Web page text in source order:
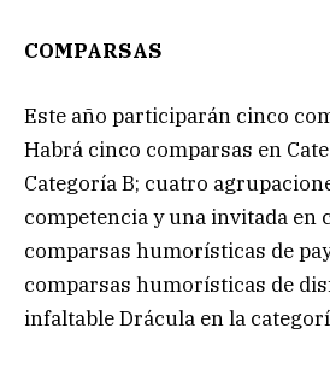
COMPARSAS
Este año participarán cinco
Habrá cinco comparsas en
Categoría B; cuatro
competencia y una invitada en
comparsas humorísticas de
comparsas humorísticas de
infaltable Drácula en la